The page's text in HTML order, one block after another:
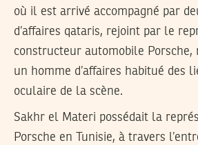
où il est arrivé accompagné par
d’affaires qataris, rejoint par le
constructeur automobile Porsche,
un homme d’affaires habitué des
oculaire de la scène.
Sakhr el Materi possédait la
Porsche en Tunisie, à travers